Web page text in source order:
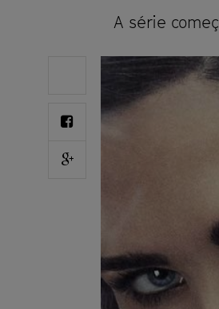
A série
Share
Facebook
Share